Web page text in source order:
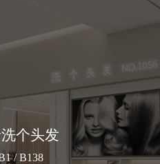
个头发
/ B138